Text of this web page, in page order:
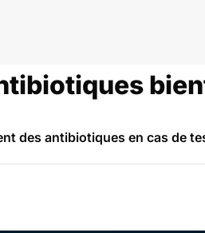
des antibiotiques en cas de